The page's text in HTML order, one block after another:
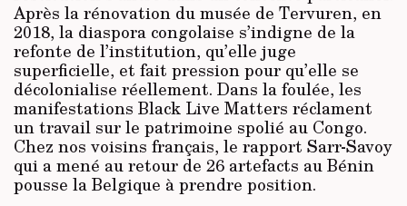
Après la rénovation du musée de Tervuren, en
2018, la diaspora congolaise s’indigne de la
refonte de l’institution, qu’elle juge
superficielle, et fait pression pour qu’elle se
décolonialise réellement. Dans la foulée, les
manifestations Black Live Matters réclament
un travail sur le patrimoine spolié au Congo.
Chez nos voisins français, le rapport Sarr-Savoy
qui a mené au retour de 26 artefacts au Bénin
pousse la Belgique à prendre position.